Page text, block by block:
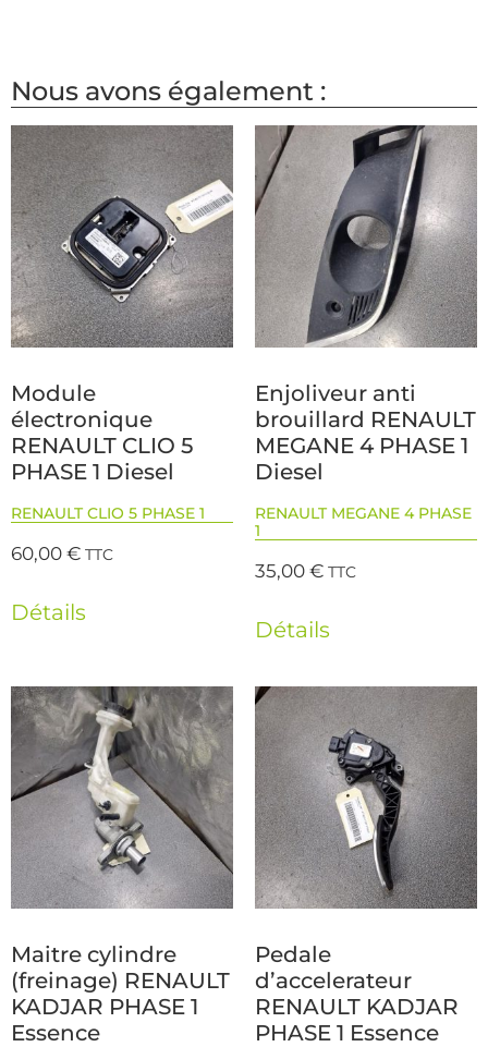
Nous avons également :
Module
électronique
RENAULT CLIO 5
PHASE 1 Diesel
RENAULT CLIO 5 PHASE 1
60,00€ TTC
Détails
Enjoliveur anti
brouillard RENAULT
MEGANE 4 PHASE 1
Diesel
RENAULT MEGANE 4 PHASE
1
35,00€ TTC
Détails
Maitre cylindre
(freinage) RENAULT
KADJAR PHASE 1
Essence
Pedale
d’accelerateur
RENAULT KADJAR
PHASE 1 Essence